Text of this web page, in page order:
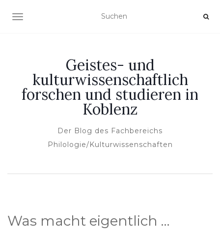
NAVIGATION UMSCHALTEN
Geistes- und
kulturwissenschaftlich
forschen und studieren in
Koblenz
Der Blog des Fachbereichs
Philologie/Kulturwissenschaften
Was macht eigentlich …